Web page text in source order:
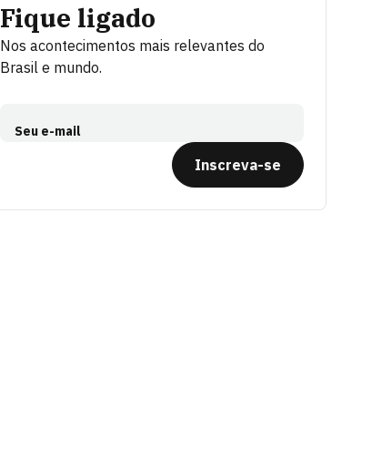
Fique ligado
Nos acontecimentos mais relevantes do
Brasil e mundo.
Seu e-mail
Inscreva-se